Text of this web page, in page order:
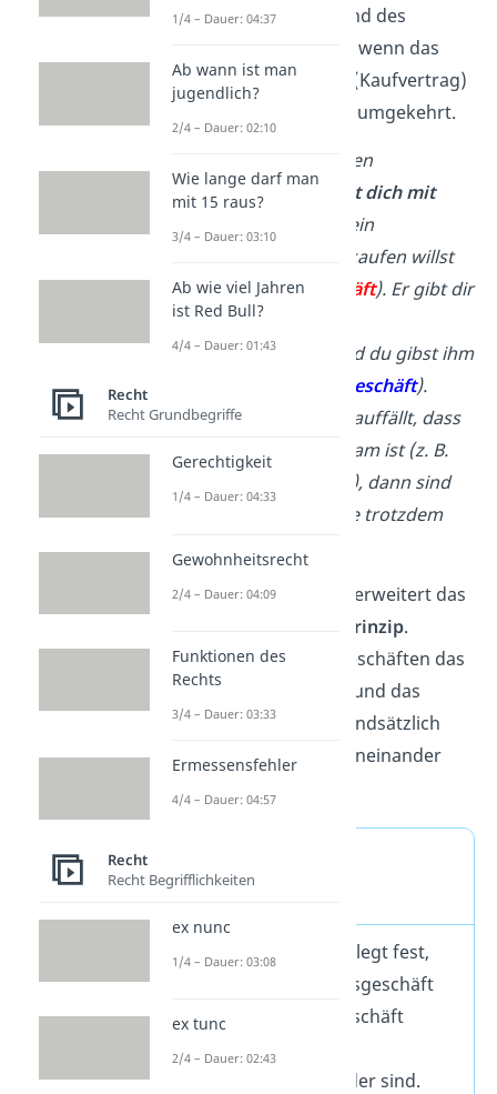
(Übergabe des Geldes und des
ist, wenn das
Verpflichtungsgeschäft
(Kaufvertrag)
ist — und umgekehrt.
Du gehst in einen
Fahrradladen undeinigst dich mit
dass du ein
Mountainbike für 500 € kaufen willst
(→Verpflichtungsgeschäft). Er gibt dir
das Mountainbike (→
Verfügungsgeschäft
) und du gibst ihm
2. Verfügungsgeschäft).
Wenn dir im Nachhinein auffällt, dass
der Kaufvertrag unwirksam ist (z. B.
wegen eines Tippfehlers), dann sind
die Verfügungsgeschäfte trotzdem
wirksam.
Das Abstraktionsprinzip erweitert das
Trennungsprinzip.
Das legt fest, dass bei Geschäften das
Verpflichtungsgeschäft
und das
Verfügungsgeschäft
grundsätzlich
rechtlich unabhängig
voneinander
Definition
Das Trennungsprinzip
legt fest,
dass ein Verpflichtungsgeschäft
und ein Verfügungsgeschäft
grundsätzlich rechtlich
unabhängig voneinander sind.
1/4 – Dauer: 04:37
Ab wann ist man
jugendlich?
2/4 – Dauer: 02:10
Wie lange darf man
mit 15 raus?
3/4 – Dauer: 03:10
Ab wie viel Jahren
ist Red Bull?
4/4 – Dauer: 01:43
Recht
Recht Grundbegriffe
Gerechtigkeit
1/4 – Dauer: 04:33
Gewohnheitsrecht
2/4 – Dauer: 04:09
Funktionen des
Rechts
3/4 – Dauer: 03:33
Ermessensfehler
4/4 – Dauer: 04:57
Recht
Recht Begrifflichkeiten
ex nunc
1/4 – Dauer: 03:08
ex tunc
2/4 – Dauer: 02:43